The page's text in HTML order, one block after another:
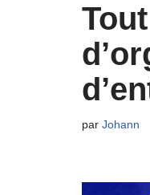
par Johann